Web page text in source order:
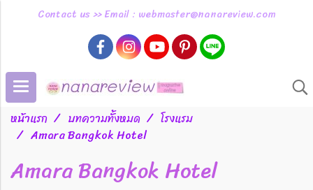
Contact us >> Email : webmaster@nanareview.com
หน้าแรก บทความทั้งหมด
โรงแรม
Amara Bangkok Hotel
Amara Bangkok Hotel